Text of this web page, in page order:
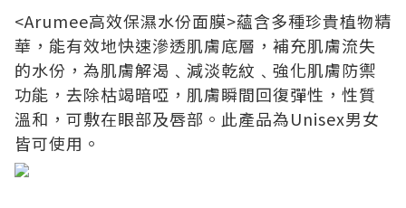
<Arumee高效保濕水份面膜>蘊含多種珍貴植物精
華，能有效地快速滲透肌膚底層，補充肌膚流失
的水份，為肌膚解渴﹑減淡乾紋﹑強化肌膚防禦
功能，去除枯竭暗啞，肌膚瞬間回復彈性，性質
溫和，可敷在眼部及唇部。此產品為Unisex男女
皆可使用。